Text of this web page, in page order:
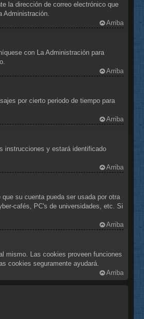
la dirección de correo electrónico que
Administración.
Arriba
con La Administración para
Arriba
por cierto periodo de tiempo para
Arriba
instrucciones y estará identificado
Arriba
su cuenta pueda ser usada por otra
cafés, PC's de universidades, etc. Si
Arriba
mismo. Las cookies proveen funciones
cookies seguramente ayudará.
Arriba